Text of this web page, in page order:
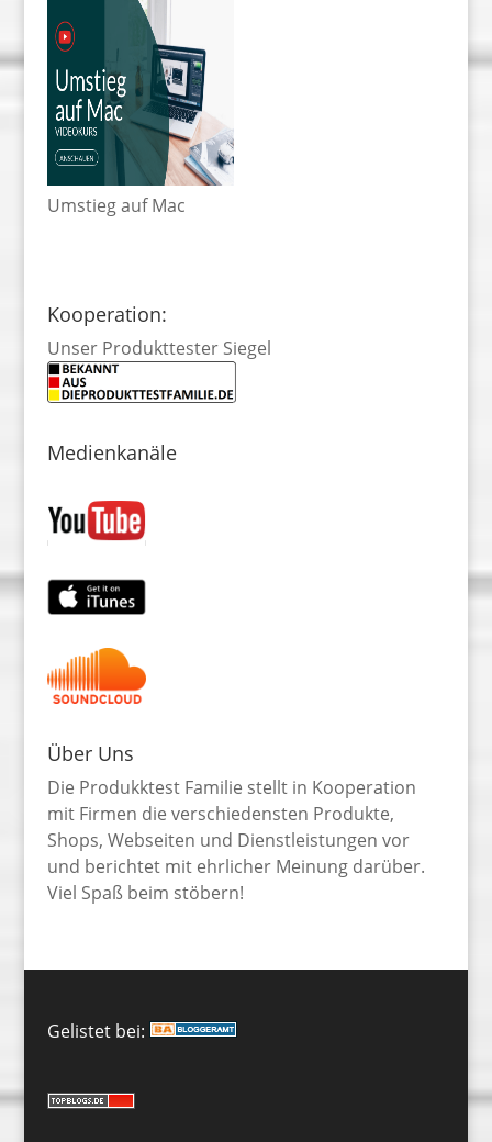
Umstieg auf Mac
Kooperation:
Unser Produkttester Siegel
Medienkanäle
Über Uns
Die Produkktest Familie stellt in Kooperation
mit Firmen die verschiedensten Produkte,
Shops, Webseiten und Dienstleistungen vor
und berichtet mit ehrlicher Meinung darüber.
Viel Spaß beim stöbern!
Gelistet bei: